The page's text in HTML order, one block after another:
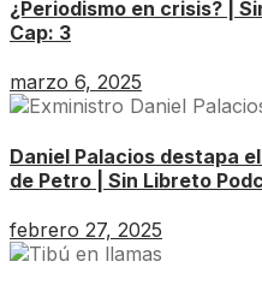
¿Periodismo en crisis? |
Cap: 3
marzo 6, 2025
Daniel Palacios destapa
de Petro | Sin Libreto
febrero 27, 2025